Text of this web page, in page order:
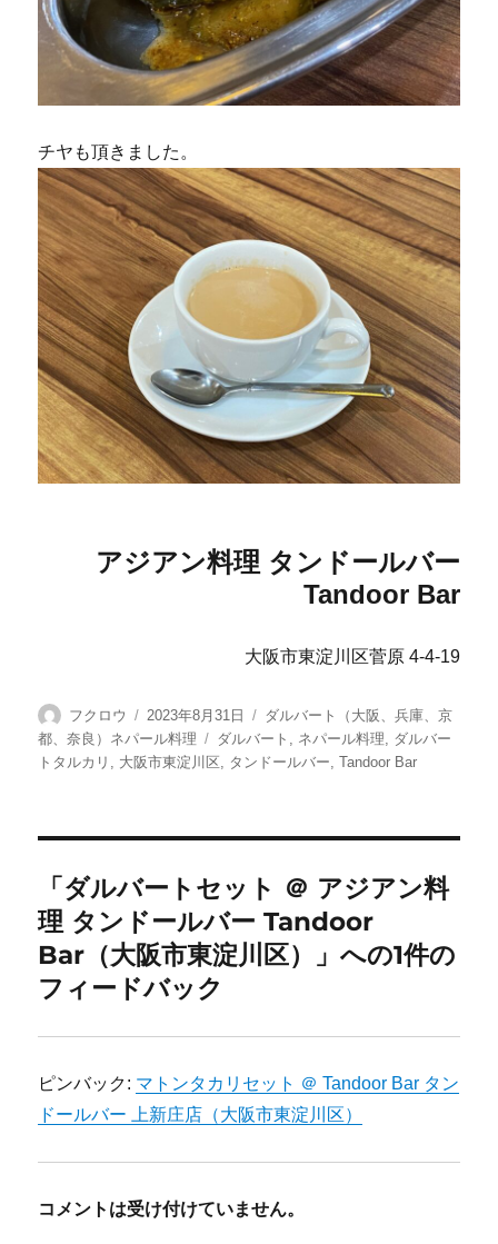
チヤも頂きました。
アジアン料理 タンドールバー
Tandoor Bar
大阪市東淀川区菅原 4-4-19
投
稿
者
フクロウ
投
稿
日:
2023年8月31日
カ
テ
ゴ
ダルバート（大阪、兵庫、京
都、奈良）ネパール料理
タ
グ
ダルバート , ネパール料理, ダルバー
トタルカリ , 大阪市東淀川区, タンドールバー,Tandoor Bar
「ダルバートセット ＠ アジアン料
理 タンドールバー Tandoor
Bar（大阪市東淀川区）」への1件の
フィードバック
ピンバック: マトンタカリセット ＠ Tandoor Bar タン
ドールバー 上新庄店（大阪市東淀川区）
コメントは受け付けていません。